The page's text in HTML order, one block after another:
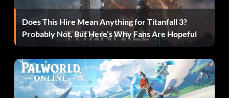
5. Sobald der Zauber abgeschlossen ist, überprüfe die
Werte dieser Waffe. Du solltest bei diesem Wert etwa 3000
bis 4000 Punkte haben.
100.000 Gold:
In Dagoth urs „Ciridil“ im „Lorkan Heart Room“ befinden
Does This Hire Mean Anything for Titanfall 3?
Probably Not, But Here’s Why Fans Are Hopeful